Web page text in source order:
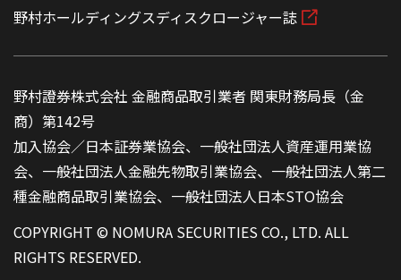
野村ホールディングスディスクロージャー誌
野村證券株式会社 金融商品取引業者 関東財務局長（金
商）第142号
加入協会／日本証券業協会、一般社団法人資産運用業協
会、一般社団法人金融先物取引業協会、一般社団法人第二
種金融商品取引業協会、一般社団法人日本STO協会
COPYRIGHT © NOMURA SECURITIES CO., LTD. ALL
RIGHTS RESERVED.